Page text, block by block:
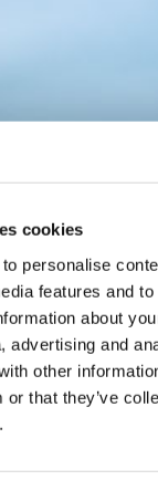
cookies
personalise
features and
about
advertising and
other
or that they’ve